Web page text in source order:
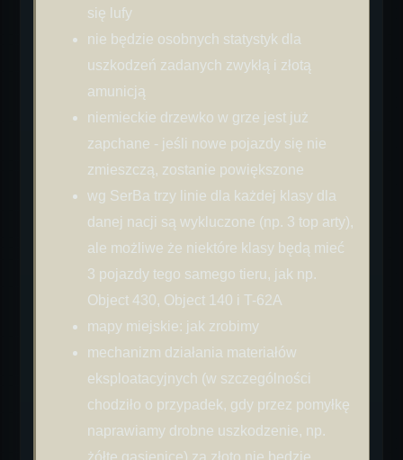
się lufy
nie będzie osobnych statystyk dla
uszkodzeń zadanych zwykłą i złotą
amunicją
niemieckie drzewko w grze jest już
zapchane - jeśli nowe pojazdy się nie
zmieszczą, zostanie powiększone
wg SerBa trzy linie dla każdej klasy dla
danej nacji są wykluczone (np. 3 top arty),
ale możliwe że niektóre klasy będą mieć
3 pojazdy tego samego tieru, jak np.
Object 430, Object 140 i T-62A
mapy miejskie: jak zrobimy
mechanizm działania materiałów
eksploatacyjnych (w szczególności
chodziło o przypadek, gdy przez pomyłkę
naprawiamy drobne uszkodzenie, np.
żółte gąsienice) za złoto nie będzie